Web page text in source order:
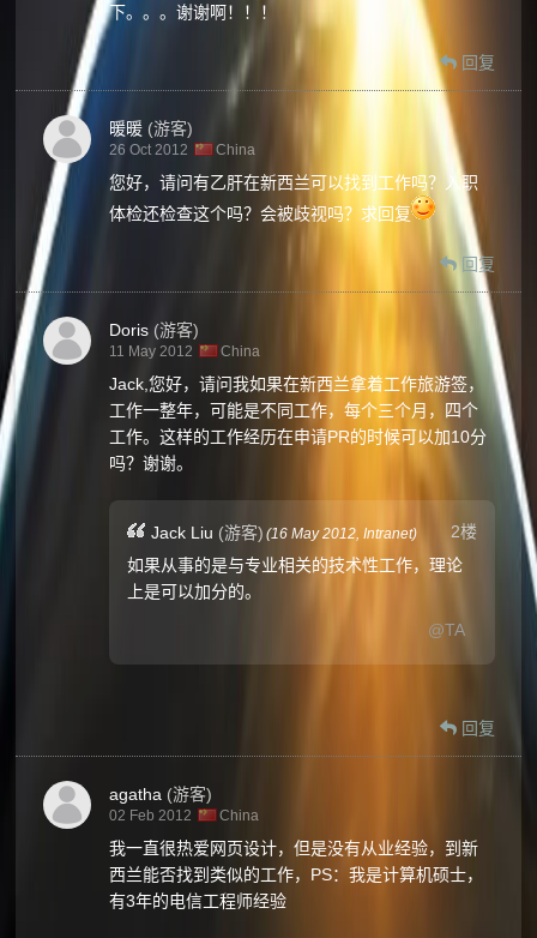
下。。。谢谢啊！！！
回复
暖暖 (游客)
26 Oct 2012 China
您好，请问有乙肝在新西兰可以找到工作吗？入职
体检还检查这个吗？会被歧视吗？求回复
回复
Doris (游客)
11 May 2012 China
Jack,您好，请问我如果在新西兰拿着工作旅游签，
工作一整年，可能是不同工作，每个三个月，四个
工作。这样的工作经历在申请PR的时候可以加10分
吗？谢谢。
2楼
Jack Liu (游客) (16 May 2012,Intranet)
如果从事的是与专业相关的技术性工作，理论
上是可以加分的。
@TA
回复
agatha (游客)
02 Feb 2012 China
我一直很热爱网页设计，但是没有从业经验，到新
西兰能否找到类似的工作，PS：我是计算机硕士，
有3年的电信工程师经验